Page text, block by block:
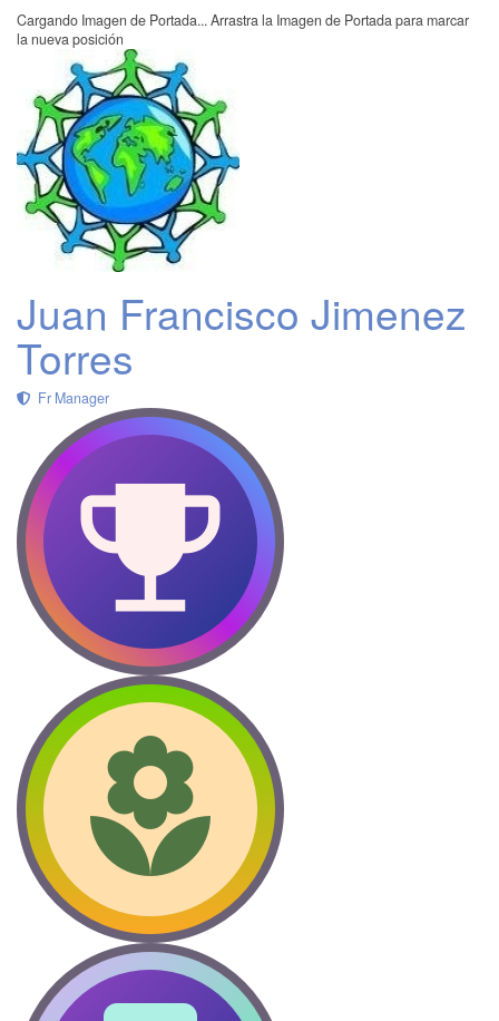
Cargando Imagen de Portada... Arrastra la Imagen de Portada para marcar
la nueva posición
Juan Francisco Jimenez
Torres
Fr Manager